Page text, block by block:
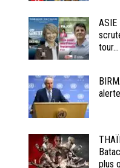
ASIE
tour...
plus